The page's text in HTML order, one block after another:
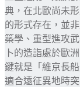
典，在北歐尚未
的形式存在，並
築學、重型進攻
卜的造詣處於歐
鍵就是「維京長
適合遠征異地時